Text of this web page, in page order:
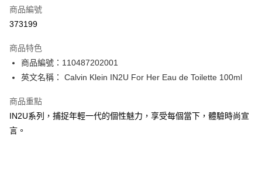
Apple Pay
PayMe
WeChat Pay
BoC Pay
送貨方式
商品編號
373199
商品特色
商品編號：110487202001
英文名稱： Calvin Klein IN2U For Her Eau de Toilette 100ml
商品重點
IN2U系列，捕捉年輕一代的個性魅力，享受每個當下，體驗時尚宣
言。